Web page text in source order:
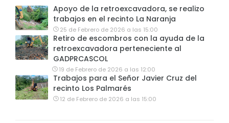
Apoyo de la retroexcavadora, se realizo
trabajos en el recinto La Naranja
25 de Febrero de 2026 a las 15:00
Retiro de escombros con la ayuda de la
retroexcavadora perteneciente al
GADPRCASCOL
19 de Febrero de 2026 a las 12:00
Trabajos para el Señor Javier Cruz del
recinto Los Palmarés
12 de Febrero de 2026 a las 15:00